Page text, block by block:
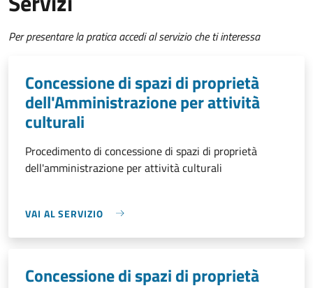
Per presentare la pratica accedi al servizio che ti interessa
Concessione di spazi di proprietà
dell'Amministrazione per attività
culturali
Procedimento di concessione di spazi di proprietà
dell'amministrazione per attività culturali
VAI AL SERVIZIO
Concessione di spazi di proprietà